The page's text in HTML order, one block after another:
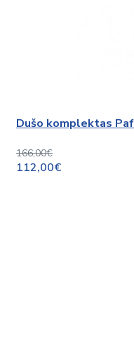
Dušo komplektas
166,00€
112,00€